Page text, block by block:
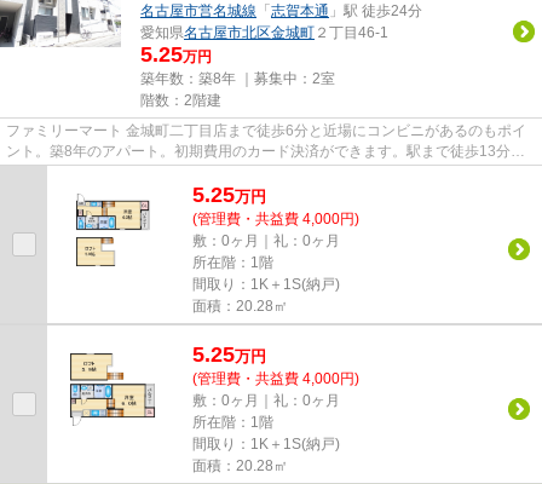
名古屋市営名城線 「 志賀本通 」駅 徒歩24分
愛知県名古屋市北区金城町 ２丁目46-1
5.25万円
築年数：築8年 ｜募集中： 2室
階数：2階建
ファミリーマート 金城町二丁目店まで徒歩6分と近場にコンビニがあるのもポイ
ント。築8年のアパート。初期費用のカード決済ができます。駅まで徒歩13分の
5.25万円
(管理費・共益費 4,000円)
敷：0ヶ月｜礼：0ヶ月
所在階：1階
間取り：1K＋1S(納戸)
面積：20.28㎡
5.25万円
(管理費・共益費 4,000円)
敷：0ヶ月｜礼：0ヶ月
所在階：1階
間取り：1K＋1S(納戸)
面積：20.28㎡